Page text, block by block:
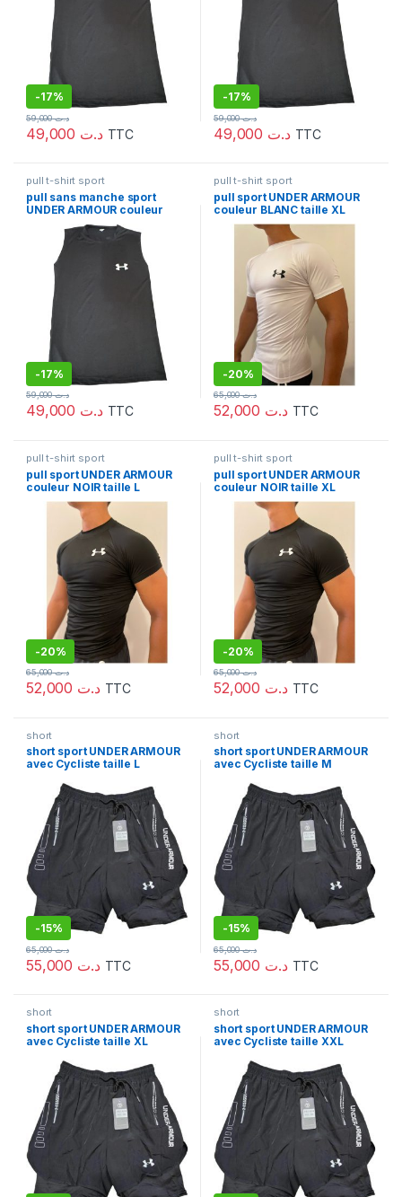
-17%
د.ت
د.ت59,000
TTC
-17%
د.ت
د.ت59,000
TTC
pull t-shirt sport
pull sans manche sport
UNDER ARMOUR couleur
NOIR taille XL
-17%
د.ت
د.ت59,000
TTC
pull t-shirt sport
pull sport UNDER ARMOUR
couleur BLANC taille XL
-20%
د.ت
د.ت65,000
TTC
pull t-shirt sport
pull sport UNDER ARMOUR
couleur NOIR taille L
-20%
د.ت
د.ت65,000
TTC
pull t-shirt sport
pull sport UNDER ARMOUR
couleur NOIR taille XL
-20%
د.ت
د.ت65,000
TTC
short
short sport UNDER ARMOUR
avec Cycliste taille L
-15%
د.ت
د.ت65,000
TTC
short
short sport UNDER ARMOUR
avec Cycliste taille M
-15%
د.ت
د.ت65,000
TTC
short
short sport UNDER ARMOUR
avec Cycliste taille XL
short
short sport UNDER ARMOUR
avec Cycliste taille XXL